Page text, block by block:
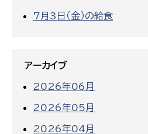
7月3日（金）の給食
アーカイブ
2026年06月
2026年05月
2026年04月